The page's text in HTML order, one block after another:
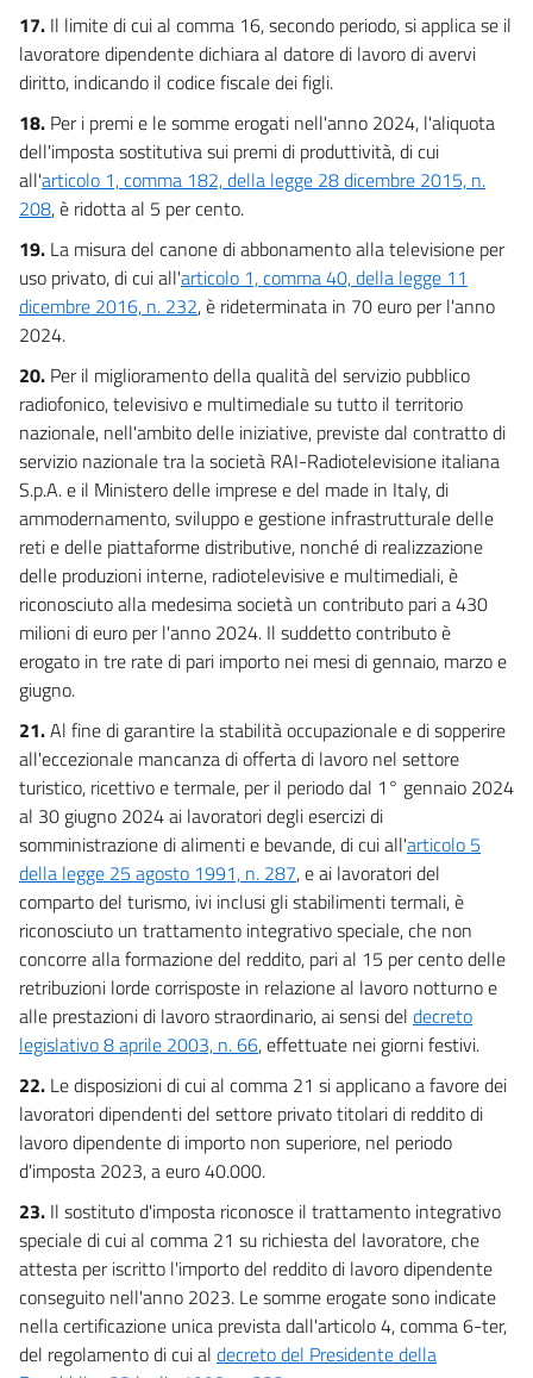
17. Il limite di cui al comma 16, secondo periodo, si applica se il
lavoratore dipendente dichiara al datore di lavoro di avervi
diritto, indicando il codice fiscale dei figli.
18. Per i premi e le somme erogati nell'anno 2024, l'aliquota
dell'imposta sostitutiva sui premi di produttività, di cui
all'articolo 1, comma 182, della legge 28 dicembre 2015, n.
208, è ridotta al 5 per cento.
19. La misura del canone di abbonamento alla televisione per
uso privato, di cui all'articolo 1, comma 40, della legge 11
dicembre 2016, n. 232, è rideterminata in 70 euro per l'anno
2024.
20. Per il miglioramento della qualità del servizio pubblico
radiofonico, televisivo e multimediale su tutto il territorio
nazionale, nell'ambito delle iniziative, previste dal contratto di
servizio nazionale tra la società RAI-Radiotelevisione italiana
S.p.A. e il Ministero delle imprese e del made in Italy, di
ammodernamento, sviluppo e gestione infrastrutturale delle
reti e delle piattaforme distributive, nonché di realizzazione
delle produzioni interne, radiotelevisive e multimediali, è
riconosciuto alla medesima società un contributo pari a 430
milioni di euro per l'anno 2024. Il suddetto contributo è
erogato in tre rate di pari importo nei mesi di gennaio, marzo e
giugno.
21.Al fine di garantire la stabilità occupazionale e di sopperire
all'eccezionale mancanza di offerta di lavoro nel settore
turistico, ricettivo e termale, per il periodo dal 1° gennaio 2024
al 30 giugno 2024 ai lavoratori degli esercizi di
somministrazione di alimenti e bevande, di cui all'articolo 5
della legge 25 agosto 1991, n. 287, e ai lavoratori del
comparto del turismo, ivi inclusi gli stabilimenti termali, è
riconosciuto un trattamento integrativo speciale, che non
concorre alla formazione del reddito, pari al 15 per cento delle
retribuzioni lorde corrisposte in relazione al lavoro notturno e
alle prestazioni di lavoro straordinario, ai sensi del decreto
legislativo 8 aprile 2003, n. 66, effettuate nei giorni festivi.
22. Le disposizioni di cui al comma 21 si applicano a favore dei
lavoratori dipendenti del settore privato titolari di reddito di
lavoro dipendente di importo non superiore, nel periodo
d'imposta 2023, a euro 40.000.
23. Il sostituto d'imposta riconosce il trattamento integrativo
speciale di cui al comma 21 su richiesta del lavoratore, che
attesta per iscritto l'importo del reddito di lavoro dipendente
conseguito nell'anno 2023. Le somme erogate sono indicate
nella certificazione unica prevista dall'articolo 4, comma 6-ter,
del regolamento di cui al decreto del Presidente della